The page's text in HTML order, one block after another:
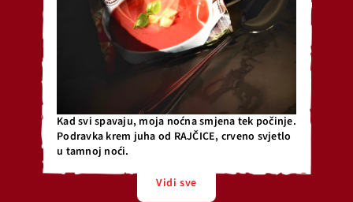
Kad svi spavaju, moja noćna smjena tek počinje.
Podravka krem juha od RAJČICE, crveno svjetlo
u tamnoj noći.
Vidi sve